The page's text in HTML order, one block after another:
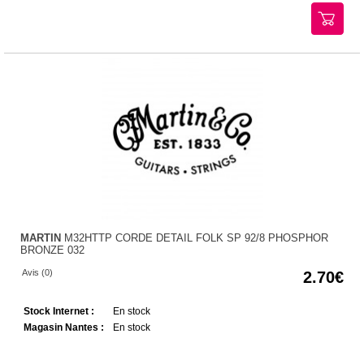
MARTIN M32HTTP CORDE DETAIL FOLK SP 92/8 PHOSPHOR
BRONZE 032
Avis (0) 2.70
Stock Internet :
En stock
Magasin Nantes :
En stock